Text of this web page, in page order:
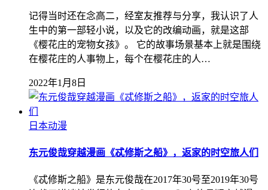
记得当时还在念高二，经室友推荐与分享，我认识了人
生中的第一部轻小说，以及它的改编动画，就是这部
《樱花庄的宠物女孩》。 它的故事场景基本上就是围绕
在樱花庄的人事物上，每个在樱花庄的人…
2022年1月8日
日本动漫
东元俊哉穿越漫画《忒修斯之船》，返家的时空旅人们
《忒修斯之船》是东元俊哉在2017年30号至2019年30号